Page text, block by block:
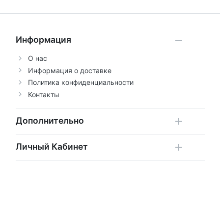
Информация
О нас
Информация о доставке
Политика конфиденциальности
Контакты
Дополнительно
Личный Кабинет